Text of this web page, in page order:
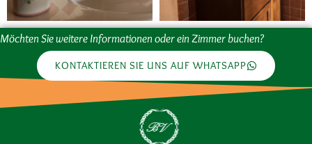
Möchten Sie weitere Informationen oder ein Zimmer buchen?
KONTAKTIEREN SIE UNS AUF WHATSAPP